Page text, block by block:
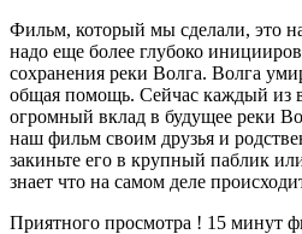
Фильм, который мы сделали, это
надо еще более глубоко
сохранения реки Волга. Волга
общая помощь. Сейчас каждый из
огромный вклад в будущее реки
наш фильм своим друзья и
закиньте его в крупный паблик
знает что на самом деле
Приятного просмотра ! 15 минут